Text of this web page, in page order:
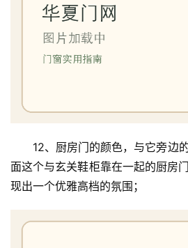
12、厨房门的颜色，与它旁边
面这个与玄关鞋柜靠在一起的厨房
现出一个优雅高档的氛围；